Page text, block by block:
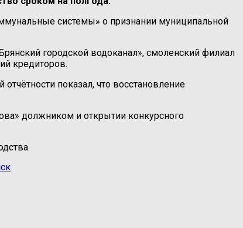
системы» о признании муниципальной
городской водоканал», смоленский филиал
кредиторов.
показал, что восстановление
должником и открытии конкурсного